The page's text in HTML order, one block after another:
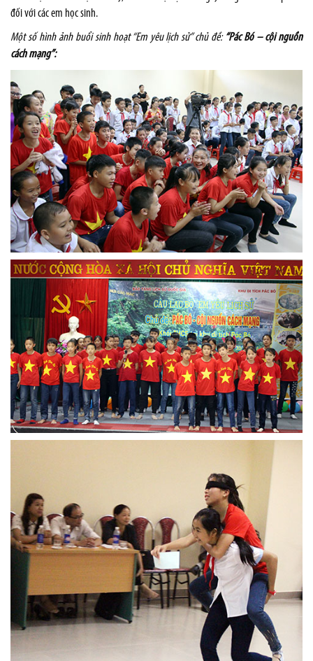
đối với các em học sinh.
Một số hình ảnh buổi sinh hoạt “Em yêu lịch sử”chủ đề: “Pác Bó – cội nguồn
cách mạng”: